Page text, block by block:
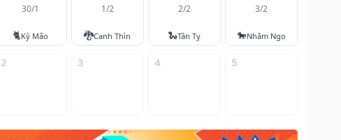
30/1
🐈Kỷ Mão
1/2
🐉Canh Thìn
2/2
🐍Tân Tỵ
3/2
🐎Nhâm Ngọ
2 3 4 5